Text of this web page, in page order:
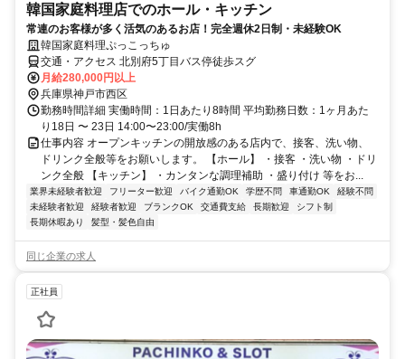
韓国家庭料理店でのホール・キッチン
常連のお客様が多く活気のあるお店！完全週休2日制・未経験OK
韓国家庭料理ぷっこっちゅ
交通・アクセス 北別府5丁目バス停徒歩スグ
月給280,000円以上
兵庫県神戸市西区
勤務時間詳細 実働時間：1日あたり8時間 平均勤務日数：1ヶ月あた
り18日 〜 23日 14:00〜23:00/実働8h
仕事内容 オープンキッチンの開放感のある店内で、接客、洗い物、
ドリンク全般等をお願いします。 【ホール】 ・接客 ・洗い物 ・ドリ
ンク全般 【キッチン】 ・カンタンな調理補助 ・盛り付け 等をお...
業界未経験者歓迎 フリーター歓迎 バイク通勤OK 学歴不問 車通勤OK
経験不問
未経験者歓迎
経験者歓迎 ブランクOK 交通費支給 長期歓迎
シフト制
長期休暇あり
髪型・髪色自由
同じ企業の求人
正社員